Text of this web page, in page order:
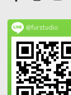
@furstudio